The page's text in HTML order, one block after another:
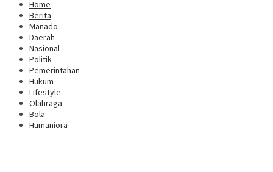
Home
Berita
Manado
Daerah
Nasional
Politik
Pemerintahan
Hukum
Lifestyle
Olahraga
Bola
Humaniora